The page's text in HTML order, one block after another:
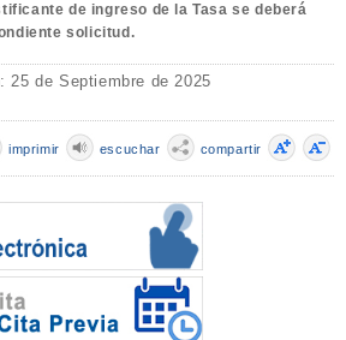
de ingreso de la Tasa se deberá
solicitud.
25 de Septiembre de 2025
compartir
escuchar
imprimir